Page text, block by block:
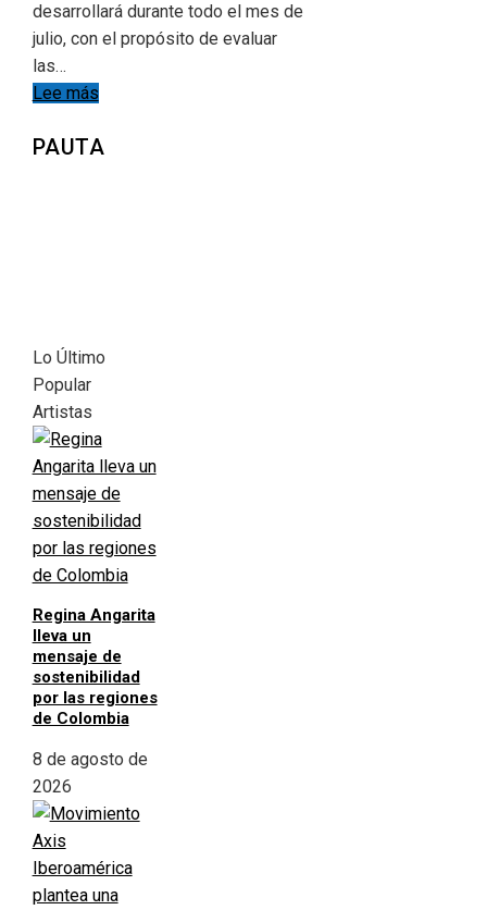
desarrollará durante todo el mes de
julio, con el propósito de evaluar
las…
Lee más
PAUTA
Lo Último
Popular
Artistas
Regina Angarita
lleva un
mensaje de
sostenibilidad
por las regiones
de Colombia
8 de agosto de
2026